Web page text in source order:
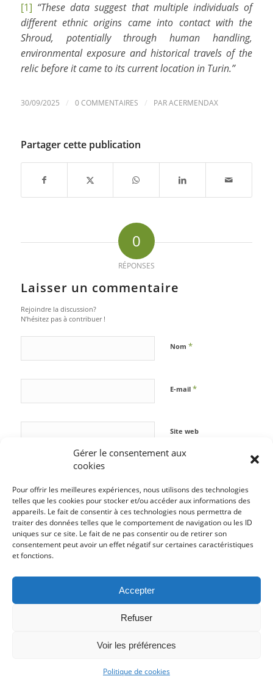
Gérer le consentement aux
cookies
Pour offrir les meilleures expériences, nous utilisons des technologies
telles que les cookies pour stocker et/ou accéder aux informations des
appareils. Le fait de consentir à ces technologies nous permettra de
traiter des données telles que le comportement de navigation ou les ID
uniques sur ce site. Le fait de ne pas consentir ou de retirer son
consentement peut avoir un effet négatif sur certaines caractéristiques
et fonctions.
Accepter
Refuser
Voir les préférences
Politique de cookies
[1] “These data suggest that multiple individuals of
different ethnic origins came into contact with the
Shroud, potentially through human handling,
environmental exposure and historical travels of the
relic before it came to its current location in Turin.”
30/09/2025 / 0 COMMENTAIRES / PARACERMENDAX
Partager cette publication
0
RÉPONSES
Laisser un commentaire
Rejoindre la discussion?
N’hésitez pas à contribuer !
Nom *
E-mail *
Site web